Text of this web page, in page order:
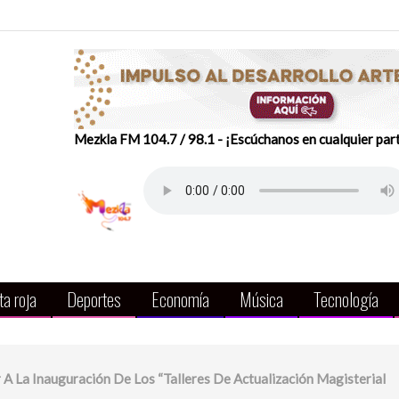
Mezkla FM 104.7 / 98.1 - ¡Escúchanos en cualquier
roja Deportes Economía Música Tecnología
La Inauguración De Los “Talleres De Actualización Magisterial